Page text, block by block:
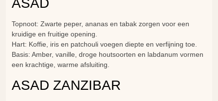
ASAD
Topnoot: Zwarte peper, ananas en tabak zorgen voor een
kruidige en fruitige opening.
Hart: Koffie, iris en patchouli voegen diepte en verfijning toe.
Basis: Amber, vanille, droge houtsoorten en labdanum vormen
een krachtige, warme afsluiting.
ASAD ZANZIBAR